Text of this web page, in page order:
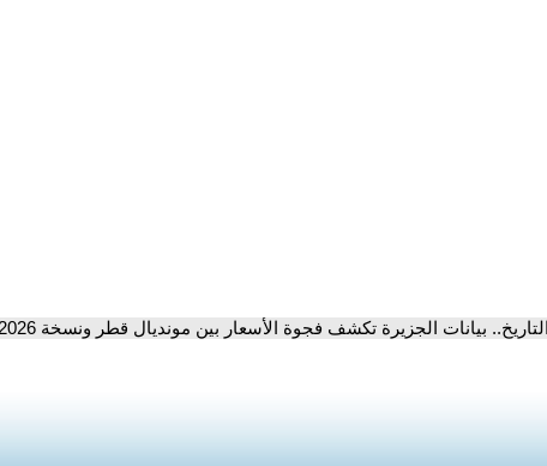
بيانات الجزيرة تكشف فجوة الأسعار بين مونديال قطر ونسخة 2026